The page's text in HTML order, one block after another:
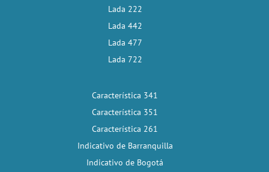
Lada 222
Lada 442
Lada 477
Lada 722
Característica 341
Característica 351
Característica 261
Indicativo de Barranquilla
Indicativo de Bogotá